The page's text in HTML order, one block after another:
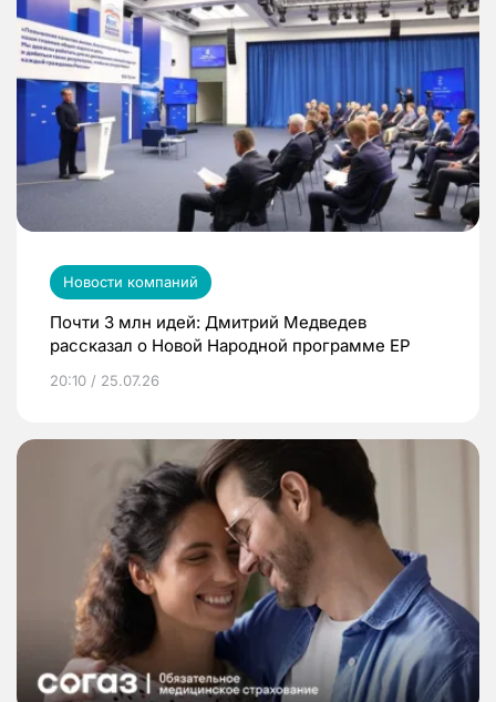
Новости компаний
Почти 3 млн идей: Дмитрий Медведев
рассказал о Новой Народной программе ЕР
20:10 / 25.07.26